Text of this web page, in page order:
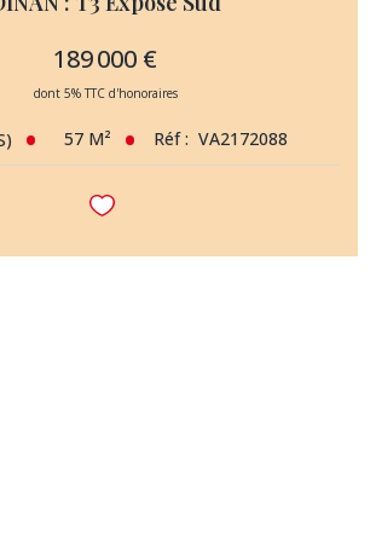
189 000 €
dont 5% TTC d'honoraires
57 M² Réf : VA2172088